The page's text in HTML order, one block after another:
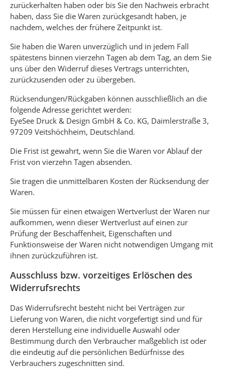
zurückerhalten haben oder bis Sie den Nachweis erbracht
haben, dass Sie die Waren zurückgesandt haben, je
nachdem, welches der frühere Zeitpunkt ist.
Sie haben die Waren unverzüglich und in jedem Fall
spätestens binnen vierzehn Tagen ab dem Tag, an dem Sie
uns über den Widerruf dieses Vertrags unterrichten,
zurückzusenden oder zu übergeben.
Rücksendungen/Rückgaben können ausschließlich an die
folgende Adresse gerichtet werden:
EyeSee Druck & Design GmbH & Co. KG, Daimlerstraße 3,
97209 Veitshöchheim, Deutschland.
Die Frist ist gewahrt, wenn Sie die Waren vor Ablauf der
Frist von vierzehn Tagen absenden.
Sie tragen die unmittelbaren Kosten der Rücksendung der
Waren.
Sie müssen für einen etwaigen Wertverlust der Waren nur
aufkommen, wenn dieser Wertverlust auf einen zur
Prüfung der Beschaffenheit, Eigenschaften und
Funktionsweise der Waren nicht notwendigen Umgang mit
ihnen zurückzuführen ist.
Ausschluss bzw. vorzeitiges Erlöschen des
Widerrufsrechts
Das Widerrufsrecht besteht nicht bei Verträgen zur
Lieferung von Waren, die nicht vorgefertigt sind und für
deren Herstellung eine individuelle Auswahl oder
Bestimmung durch den Verbraucher maßgeblich ist oder
die eindeutig auf die persönlichen Bedürfnisse des
Verbrauchers zugeschnitten sind.